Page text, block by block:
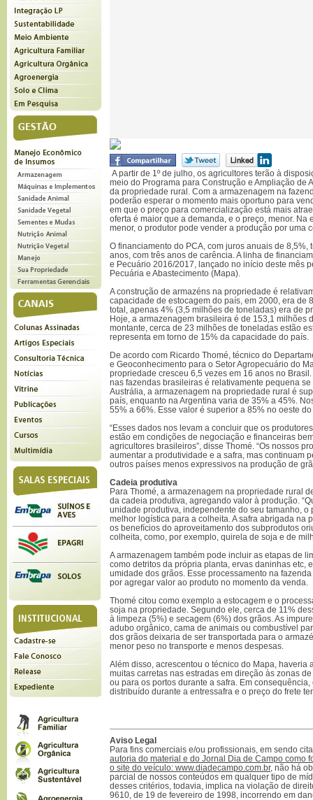
A partir de 1º de julho, os agricultores terão à
meio do Programa para Construção e Ampliação de
da propriedade rural. Com a armazenagem na
poderão esperar o momento mais oportuno para
em que o preço para comercialização está mais
oferta é maior que a demanda, e o preço, menor. Na
menor, o produtor pode vender a produção por uma
O financiamento do PCA, com juros anuais de 8,5%,
anos, com três anos de carência. A linha de
e Pecuário 2016/2017, lançado no início deste mês
Pecuária e Abastecimento (Mapa).
A construção de armazéns na propriedade é
capacidade de estocagem do país, em 2000, era de
total, apenas 4% (3,5 milhões de toneladas) era de
Hoje, a armazenagem brasileira é de 153,1 milhões
montante, cerca de 23 milhões de toneladas estão
representa em torno de 15% da capacidade do país.
De acordo com Ricardo Thomé, técnico do
e Geoconhecimento para o Setor Agropecuário do
propriedade cresceu 6,5 vezes em 16 anos no
nas fazendas brasileiras é relativamente pequena
Austrália, a armazenagem na propriedade rural é
país, enquanto na Argentina varia de 35% a 45%.
55% a 66%. Esse valor é superior a 85% no oeste
“Esses dados nos levam a concluir que os
estão em condições de negociação e financeiras
agricultores brasileiros”, disse Thomé. “Os nossos
aumentar a produtividade e a safra, mas continuam
outros países menos expressivos na produção de
Cadeia produtiva
Para Thomé, a armazenagem na propriedade rural
da cadeia produtiva, agregando valor à produção.
unidade produtiva, independente do seu tamanho, o
melhor logística para a colheita. A safra abrigada na
os benefícios do aproveitamento dos subprodutos
colheita, como, por exemplo, quirela de soja e de
A armazenagem também pode incluir as etapas de
como detritos da própria planta, ervas daninhas etc,
umidade dos grãos. Esse processamento na
por agregar valor ao produto no momento da venda.
Thomé citou como exemplo a estocagem e o
soja na propriedade. Segundo ele, cerca de 11%
à limpeza (5%) e secagem (6%) dos grãos. As
adubo orgânico, cama de animais ou combustível
dos grãos deixaria de ser transportada para o
menor peso no transporte e menos despesas.
Além disso, acrescentou o técnico do Mapa, haveria
muitas carretas nas estradas em direção às zonas
ou para os portos durante a safra. Em
distribuído durante a entressafra e o preço do frete
Aviso Legal
Para fins comerciais e/ou profissionais, em sendo
autoria do material e do Jornal Dia de Campo como
o site do veículo: www.diadecampo.com.br, não há
parcial de nossos conteúdos em qualquer tipo de
desses critérios, todavia, implica na violação de
9610, de 19 de fevereiro de 1998, incorrendo em